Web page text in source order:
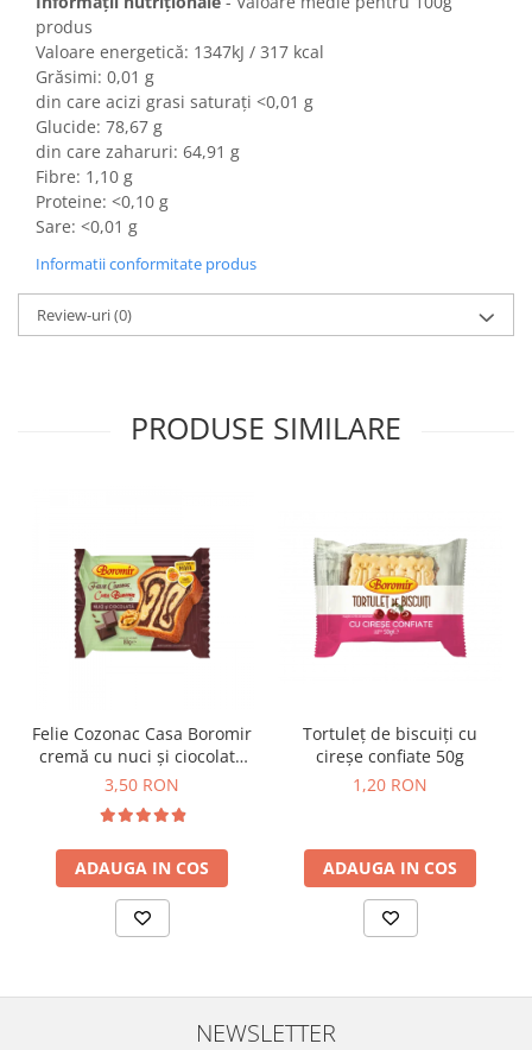
Cereale
Paine
Paine ambalata
Chifle
Colaci festivi
Snack-uri sărate
Covrigi cu ulei de masline
Covrigi de Buzau
Grisine
Crochete
Arpacas si pesmet
Patiserie congelata
Pizza congelata
Baton Cookie congelat
Cheesecake congelat
Faina Profesionala
Fursecuri vrac
Congelate brutarie
Pachete Cadou
Cozonac Wine Collection
Vinuri Casa Isarescu
produs
Valoare energetică: 1347kJ / 317 kcal
Grăsimi: 0,01 g
din care acizi grasi saturați <0,01 g
Glucide: 78,67 g
din care zaharuri: 64,91 g
Fibre: 1,10 g
Proteine: <0,10 g
Sare: <0,01 g
Informatii conformitate produs
Review-uri(0)
PRODUSE SIMILARE
Felie Cozonac Casa Boromir
cremă cu nuci și ciocolată
80g
3,50 RON
ADAUGA IN COS
Tortuleț de biscuiți cu
cireșe confiate 50g
1,20 RON
ADAUGA IN COS
NEWSLETTER